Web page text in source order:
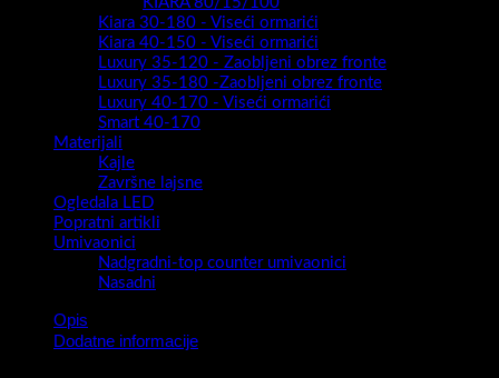
Kiara 30-180 - Viseći ormarići
Kiara 40-150 - Viseći ormarići
Luxury 35-120 - Zaobljeni obrez fronte
Luxury 35-180 -Zaobljeni obrez fronte
Luxury 40-170 - Viseći ormarići
Smart 40-170
Materijali
Kajle
Završne lajsne
Ogledala LED
Popratni artikli
Umivaonici
Nadgradni-top counter umivaonici
Nasadni
Opis
Dodatne informacije